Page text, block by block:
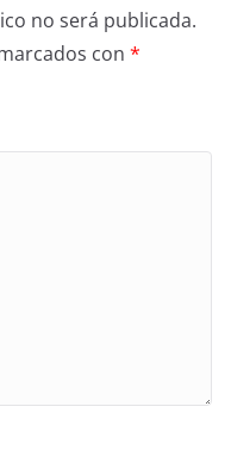
no será publicada.
con *